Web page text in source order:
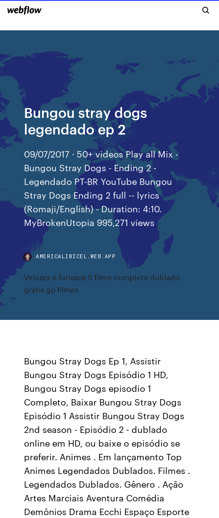
Bungou stray dogs
legendado ep 2
09/07/2017 · 50+ videos Play all Mix -
Bungou Stray Dogs - Ending 2 -
Legendado PT-BR YouTube Bungou
Stray Dogs Ending 2 full -- lyrics
(Romaji/English) - Duration: 4:10.
MyBrokenUtopia 995,271 views
AMERICALIBICEL.WEB.APP
Velozes e furiosos 5 filme completo dublado
gratis go filmes
Bungou Stray Dogs Ep 1, Assistir
Bungou Stray Dogs Episódio 1 HD,
Bungou Stray Dogs episodio 1
Completo, Baixar Bungou Stray Dogs
Episódio 1 Assistir Bungou Stray Dogs
2nd season - Episódio 2 - dublado
online em HD, ou baixe o episódio se
preferir. Animes . Em lançamento Top
Animes Legendados Dublados. Filmes .
Legendados Dublados. Gênero . Ação
Artes Marciais Aventura Comédia
Demônios Drama Ecchi Espaço Esporte